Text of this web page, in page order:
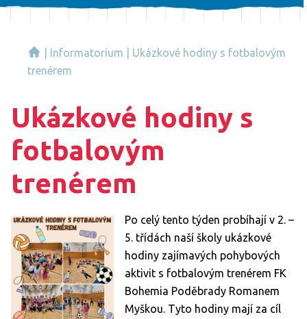
Informatorium
Ukázkové hodiny s fotbalovým
trenérem
Ukázkové hodiny s
fotbalovým
trenérem
Po celý tento týden probíhají v 2. –
5. třídách naší školy ukázkové
hodiny zajímavých pohybových
aktivit s fotbalovým trenérem FK
Bohemia Poděbrady Romanem
Myškou. Tyto hodiny mají za cíl